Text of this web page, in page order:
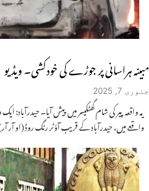
مبینہ ہراسانی پر جوڑے کی خودکشی۔ ویڈیو
جنوری 7, 2025
یہ واقعہ پیر کی شام گھٹکیسر میں پیش آیا۔ حیدرآباد:
واقعے میں، حیدرآباد کے قریب آؤٹر رنگ روڈ (او